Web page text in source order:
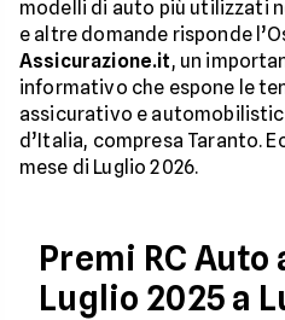
modelli di auto più utilizzati
e altre domande risponde
Assicurazione.it, un
informativo che espone le
assicurativo e
d’Italia, compresa Taranto.
mese di Luglio 2026.
Premi RC Auto
Luglio 2025 a